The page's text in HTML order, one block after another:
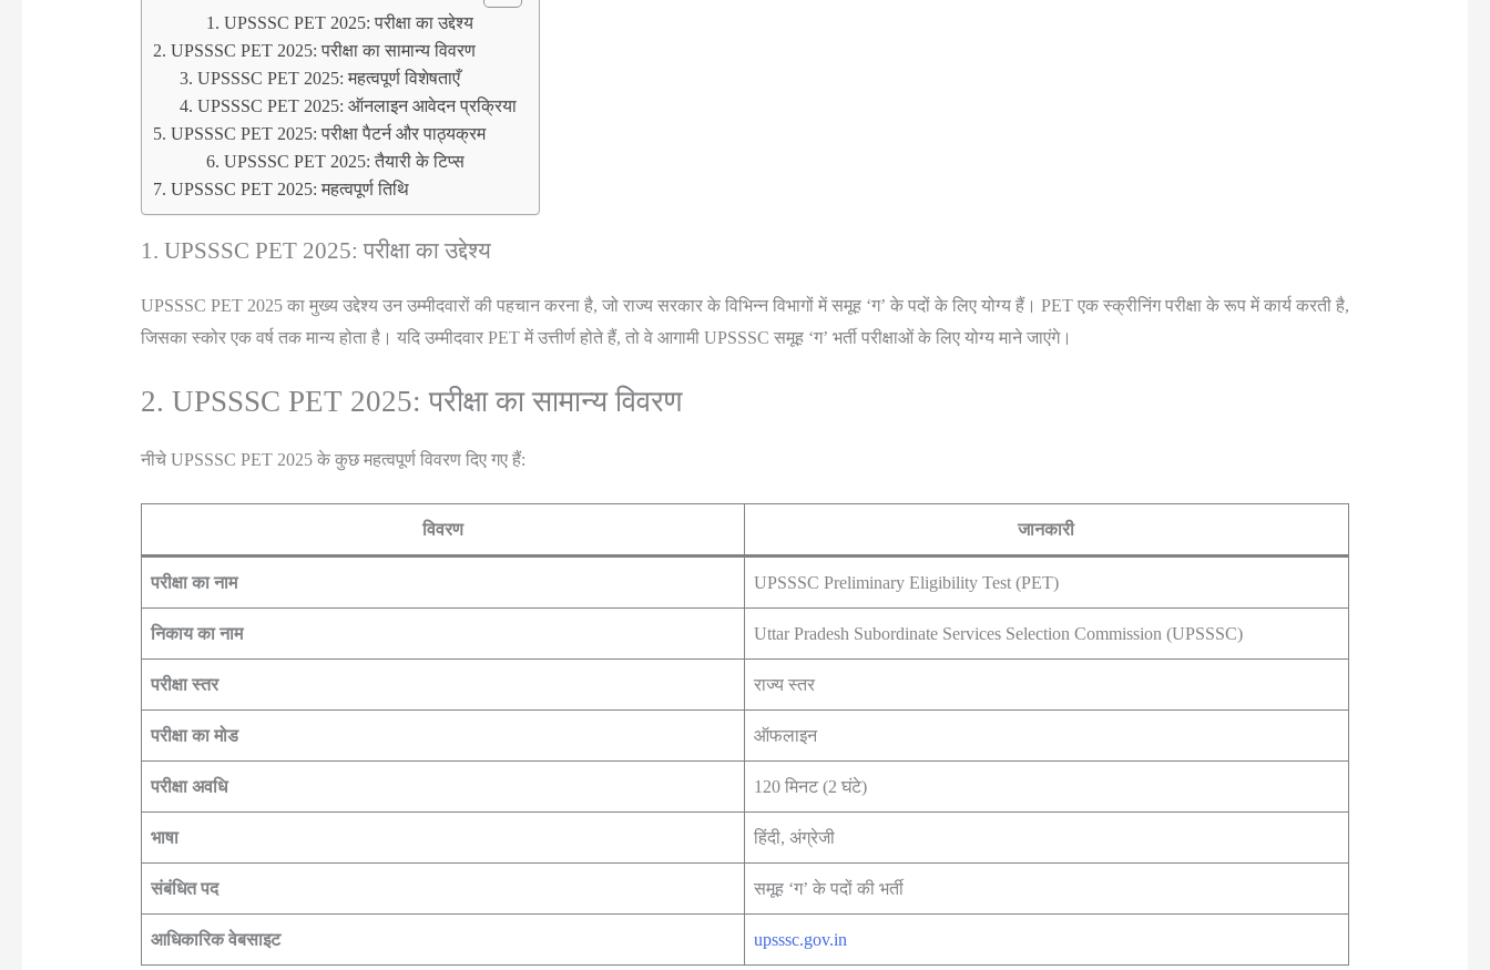
1. UPSSSC PET 2025: परीक्षा का उद्देश्य
2. UPSSSC PET 2025: परीक्षा का सामान्य विवरण
3. UPSSSC PET 2025: महत्वपूर्ण विशेषताएँ
4. UPSSSC PET 2025: ऑनलाइन आवेदन प्रक्रिया
5. UPSSSC PET 2025: परीक्षा पैटर्न और पाठ्यक्रम
6. UPSSSC PET 2025: तैयारी के टिप्स
7. UPSSSC PET 2025: महत्वपूर्ण तिथि
1. UPSSSC PET 2025: परीक्षा का उद्देश्य
UPSSSC PET 2025 का मुख्य उद्देश्य उन उम्मीदवारों की पहचान करना है, जो राज्य सरकार के विभिन्न विभागों में समूह ‘ग’ के पदों के लिए योग्य हैं। PET एक स्क्रीनिंग परीक्षा के रूप में कार्य करती है,
जिसका स्कोर एक वर्ष तक मान्य होता है। यदि उम्मीदवार PET में उत्तीर्ण होते हैं, तो वे आगामी UPSSSC समूह ‘ग’ भर्ती परीक्षाओं के लिए योग्य माने जाएंगे।
2. UPSSSC PET 2025: परीक्षा का सामान्य विवरण
नीचे UPSSSC PET 2025 के कुछ महत्वपूर्ण विवरण दिए गए हैं:
विवरण जानकारी
परीक्षा का नाम UPSSSC Preliminary Eligibility Test (PET)
निकाय का नाम Uttar Pradesh Subordinate Services Selection Commission (UPSSSC)
परीक्षा स्तर राज्य स्तर
परीक्षा का मोड ऑफलाइन
परीक्षा अवधि 120 मिनट (2 घंटे)
भाषा हिंदी, अंग्रेजी
संबंधित पद समूह ‘ग’ के पदों की भर्ती
आधिकारिक वेबसाइट upsssc.gov.in